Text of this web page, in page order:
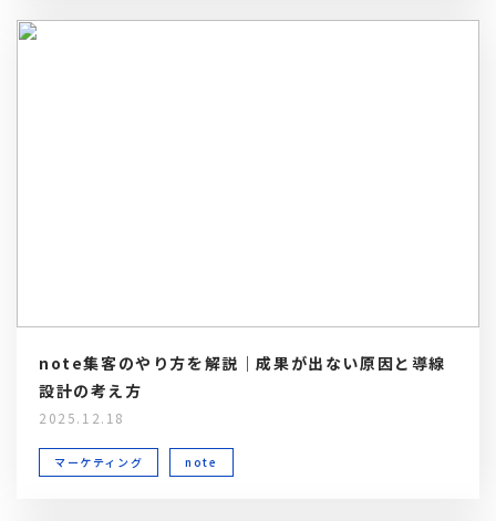
note集客のやり方を解説｜成果が出ない原因と導線
設計の考え方
2025.12.18
マーケティング note